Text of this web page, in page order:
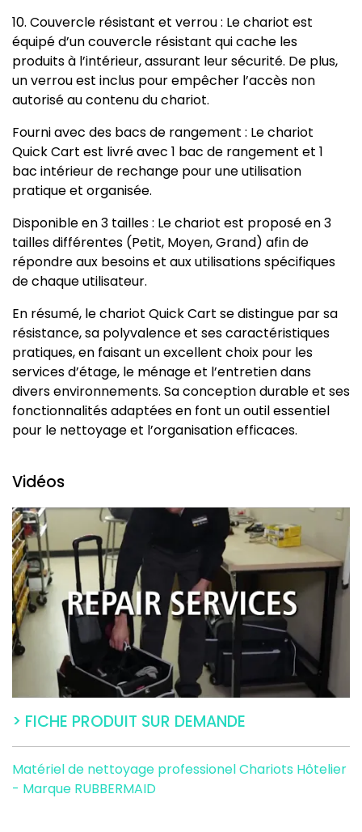
10. Couvercle résistant et verrou : Le chariot est
équipé d’un couvercle résistant qui cache les
produits à l’intérieur, assurant leur sécurité. De plus,
un verrou est inclus pour empêcher l’accès non
autorisé au contenu du chariot.
Fourni avec des bacs de rangement : Le chariot
Quick Cart est livré avec 1 bac de rangement et 1
bac intérieur de rechange pour une utilisation
pratique et organisée.
Disponible en 3 tailles : Le chariot est proposé en 3
tailles différentes (Petit, Moyen, Grand) afin de
répondre aux besoins et aux utilisations spécifiques
de chaque utilisateur.
En résumé, le chariot Quick Cart se distingue par sa
résistance, sa polyvalence et ses caractéristiques
pratiques, en faisant un excellent choix pour les
services d’étage, le ménage et l’entretien dans
divers environnements. Sa conception durable et ses
fonctionnalités adaptées en font un outil essentiel
pour le nettoyage et l’organisation efficaces.
Vidéos
> FICHE PRODUIT SUR DEMANDE
Matériel de nettoyage professionelChariots Hôtelier
- Marque RUBBERMAID